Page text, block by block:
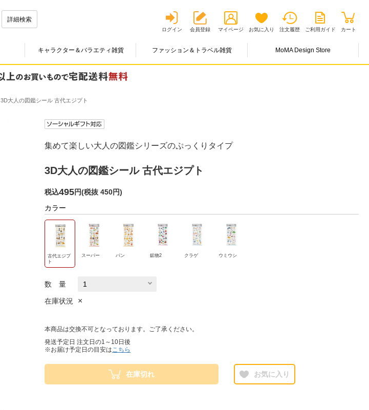
詳細検索
ログイン 会員登録 マイページ お気に入り 注文履歴 ご利用ガイド カート
キャラクター＆バラエティ雑貨 ファッション＆トラベル雑貨 MoMA Design Store
3D大人の図鑑シール 古代エジプト
集めて楽しい大人の図鑑シリーズのぷっくりタイプ
3D大人の図鑑シール 古代エジプト
税込495円(税抜 450円)
カラー
古代エジプ
ト
スーパー パン 鉱物2 クラゲ ウミウシ
数 量
在庫状況 ×
本商品は交換不可となっております。ご了承ください。
発送予定日 注文日の1～10日後
※お届け予定日の目安はこちら
在庫切れ お気に入り